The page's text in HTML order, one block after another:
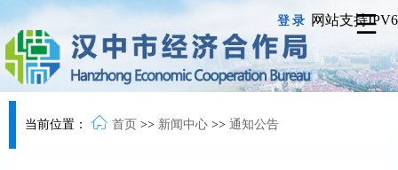
登录 网站支持IPV6
当前位置： 首页 >> 新闻中心 >> 通知公告